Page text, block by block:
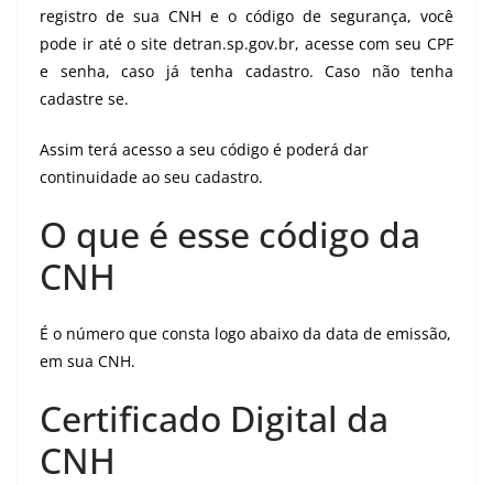
registro de sua CNH e o código de segurança, você
pode ir até o site detran.sp.gov.br, acesse com seu CPF
e senha, caso já tenha cadastro. Caso não tenha
cadastre se.
Assim terá acesso a seu código é poderá dar
continuidade ao seu cadastro.
O que é esse código da
CNH
É o número que consta logo abaixo da data de emissão,
em sua CNH.
Certificado Digital da
CNH